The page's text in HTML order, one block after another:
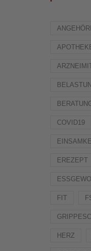
COVID19
EREZEPT
FIT
HERZ